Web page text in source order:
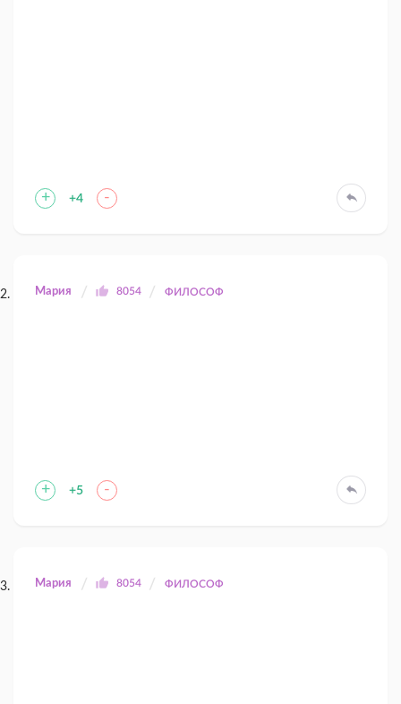
+ +4 -
Мария 8054 ФИЛОСОФ
+ +5 -
Мария 8054 ФИЛОСОФ